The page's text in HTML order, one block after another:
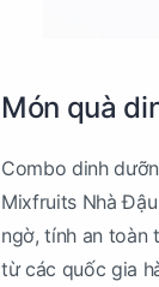
Món quà
Combo dinh
Mixfruits Nhà
ngờ, tính an toàn
từ các quốc gia